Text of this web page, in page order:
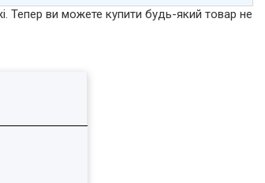
Тепер ви можете купити будь-який товар не